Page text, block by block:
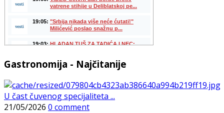
Gastronomija - Najčitanije
U čast čuvenog specijaliteta ...
21/05/2026 0 comment